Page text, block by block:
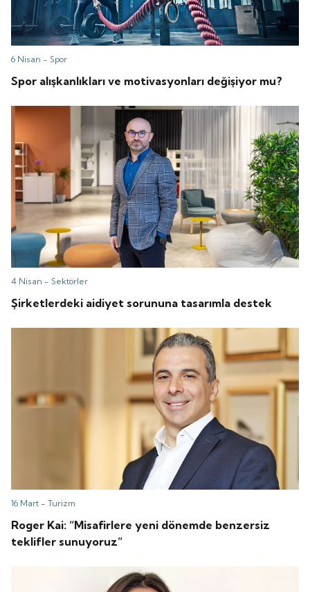
6 Nisan -Spor
Spor alışkanlıkları ve motivasyonları değişiyor mu?
4 Nisan -Sektörler
Şirketlerdeki aidiyet sorununa tasarımla destek
16 Mart -Turizm
Roger Kai: “Misafirlere yeni dönemde benzersiz
teklifler sunuyoruz”